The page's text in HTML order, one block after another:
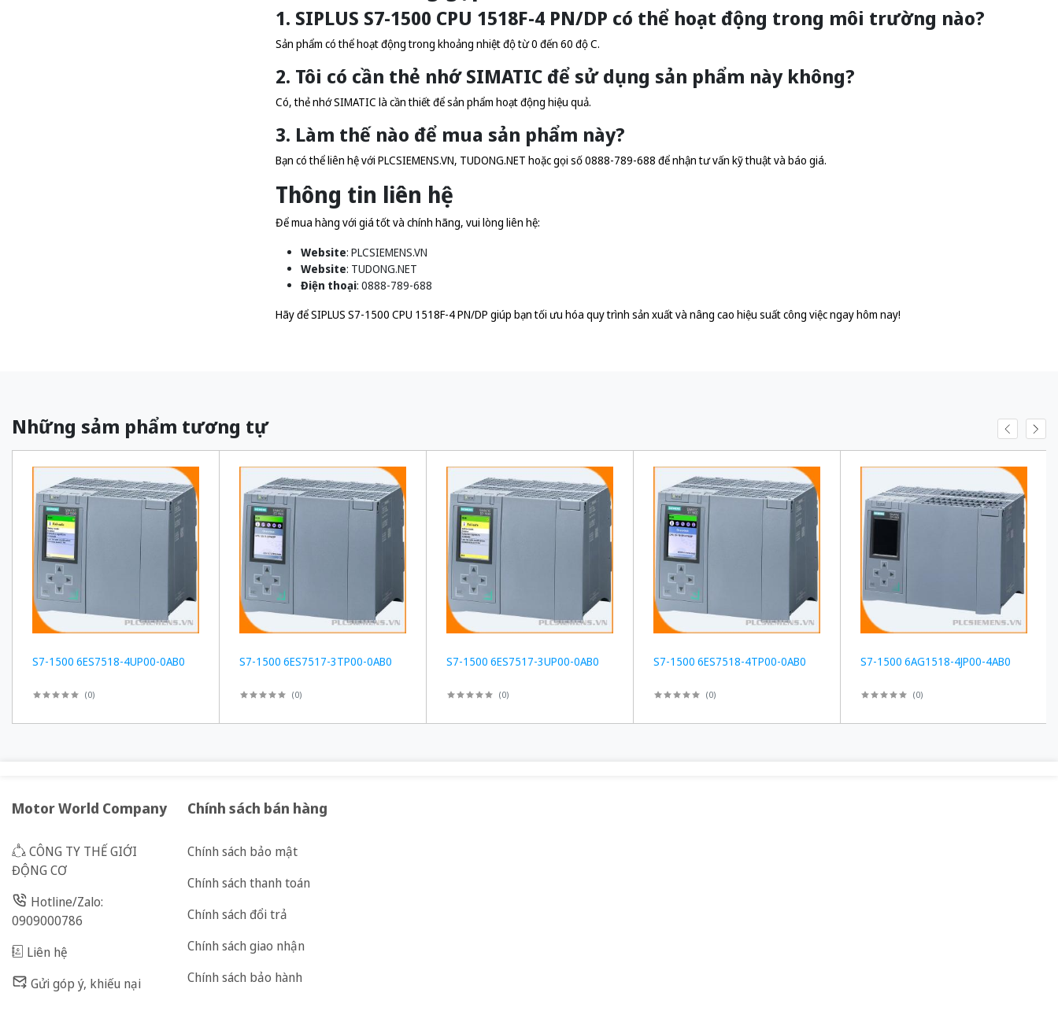
1. SIPLUS S7-1500 CPU 1518F-4 PN/DP có thể hoạt động trong môi trường nào?
Sản phẩm có thể hoạt động trong khoảng nhiệt độ từ 0 đến 60 độ C.
2. Tôi có cần thẻ nhớ SIMATIC để sử dụng sản phẩm này không?
Có, thẻ nhớ SIMATIC là cần thiết để sản phẩm hoạt động hiệu quả.
3. Làm thế nào để mua sản phẩm này?
Bạn có thể liên hệ với PLCSIEMENS.VN, TUDONG.NET hoặc gọi số 0888-789-688 để nhận tư vấn kỹ thuật và báo giá.
Thông tin liên hệ
Để mua hàng với giá tốt và chính hãng, vui lòng liên hệ:
Website: PLCSIEMENS.VN
Website: TUDONG.NET
Điện thoại: 0888-789-688
Hãy để SIPLUS S7-1500 CPU 1518F-4 PN/DP giúp bạn tối ưu hóa quy trình sản xuất và nâng cao hiệu suất công việc ngay hôm nay!
Những sảm phẩm tương tự
S7-1500 6ES7518-4UP00-0AB0
(0)
S7-1500 6ES7517-3TP00-0AB0
(0)
S7-1500 6ES7517-3UP00-0AB0
(0)
S7-1500 6ES7518-4TP00-0AB0
(0)
S7-1500 6AG1518-4JP00-4AB0
(0)
Motor World Company
CÔNG TY THẾ GIỚI
ĐỘNG CƠ
Hotline/Zalo:
0909000786
Liên hệ
Gửi góp ý, khiếu nại
Chính sách bán hàng
Chính sách bảo mật
Chính sách thanh toán
Chính sách đổi trả
Chính sách giao nhận
Chính sách bảo hành